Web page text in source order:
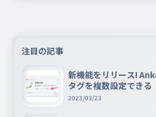
注目の記事
新機能をリリース!
タグを複数設定できる
2023/03/23